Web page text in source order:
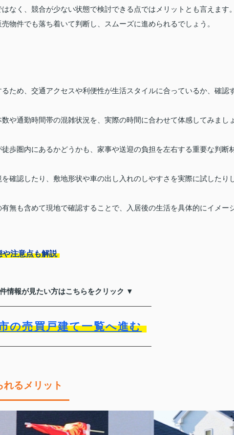
なく、競合が少ない状態で検討できる点ではメリットとも言えます。
物件でも落ち着いて判断し、スムーズに進められるでしょう。
ため、交通アクセスや利便性が生活スタイルに合っているか、確認
や通勤時間帯の混雑状況を、実際の時間に合わせて体感してみましょ
歩圏内にあるかどうかも、家事や送迎の負担を左右する重要な判断
確認したり、敷地形状や車の出し入れのしやすさを実際に試したり
無も含めて現地で確認することで、入居後の生活を具体的にイメー
注意点も解説
情報が見たい方はこちらをクリック ▼
の売買戸建て一覧へ進む
るメリット